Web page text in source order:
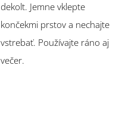
dekolt. Jemne vklepte
končekmi prstov a nechajte
vstrebať. Používajte ráno aj
večer.